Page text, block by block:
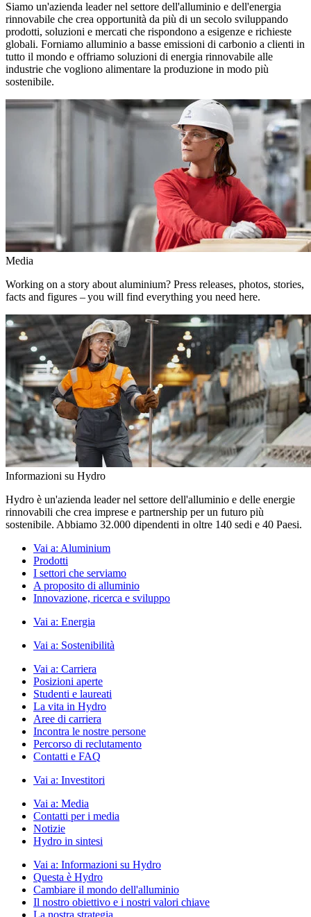
Siamo un'azienda leader nel settore dell'alluminio e dell'energia
rinnovabile che crea opportunità da più di un secolo sviluppando
prodotti, soluzioni e mercati che rispondono a esigenze e richieste
globali. Forniamo alluminio a basse emissioni di carbonio a clienti in
tutto il mondo e offriamo soluzioni di energia rinnovabile alle
industrie che vogliono alimentare la produzione in modo più
sostenibile.
Media
Working on a story about aluminium? Press releases, photos, stories,
facts and figures – you will find everything you need here.
Informazioni su Hydro
Hydro è un'azienda leader nel settore dell'alluminio e delle energie
rinnovabili che crea imprese e partnership per un futuro più
sostenibile. Abbiamo 32.000 dipendenti in oltre 140 sedi e 40 Paesi.
Vai a: Aluminium
Prodotti
I settori che serviamo
A proposito di alluminio
Innovazione, ricerca e sviluppo
Vai a: Energia
Vai a: Sostenibilità
Vai a: Carriera
Posizioni aperte
Studenti e laureati
La vita in Hydro
Aree di carriera
Incontra le nostre persone
Percorso di reclutamento
Contatti e FAQ
Vai a: Investitori
Vai a: Media
Contatti per i media
Notizie
Hydro in sintesi
Vai a: Informazioni su Hydro
Questa è Hydro
Cambiare il mondo dell'alluminio
Il nostro obiettivo e i nostri valori chiave
La nostra strategia